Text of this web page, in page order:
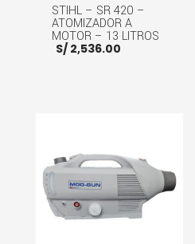
STIHL – SR 420 –
ATOMIZADOR A
MOTOR – 13 LITROS
S/2,536.00